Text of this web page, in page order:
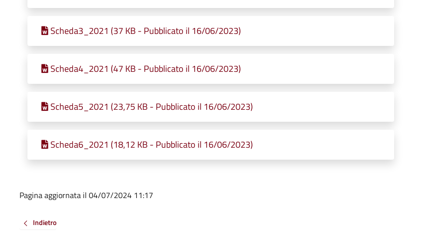
Scheda3_2021 (37 KB - Pubblicato il 16/06/2023)
Scheda4_2021 (47 KB - Pubblicato il 16/06/2023)
Scheda5_2021 (23,75 KB - Pubblicato il 16/06/2023)
Scheda6_2021 (18,12 KB - Pubblicato il 16/06/2023)
Pagina aggiornata il 04/07/2024 11:17
Indietro